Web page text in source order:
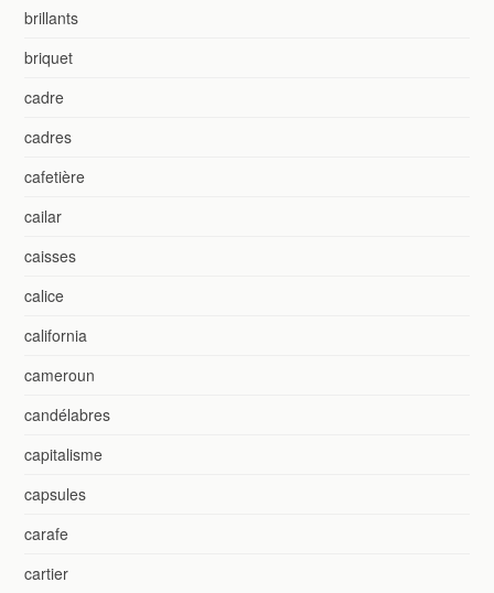
brillants
briquet
cadre
cadres
cafetière
cailar
caisses
calice
california
cameroun
candélabres
capitalisme
capsules
carafe
cartier